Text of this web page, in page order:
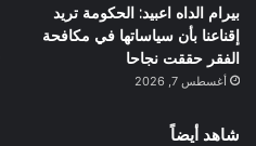
بيرام الداه اعبيد: الحكومة تريد
إقناعنا بأن سياساتها في مكافحة
الفقر حققت نجاحا
أغسطس 7, 2026
شاهد أيضاً